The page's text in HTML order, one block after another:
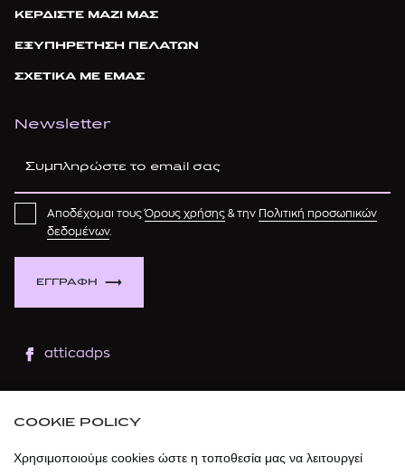
ΚΕΡΔΙΣΤΕ ΜΑΖΙ ΜΑΣ
ΕΞΥΠΗΡΕΤΗΣΗ ΠΕΛΑΤΩΝ
ΣΧΕΤΙΚΑ ΜΕ ΕΜΑΣ
Newsletter
ΕΓΓΡΑΦΗ
Αποδέχομαι τουςΌρους χρήσης & την Πολιτική προσωπικών
δεδομένων.
atticadps
atticadps
COOKIE POLICY
Χρησιμοποιούμε cookies ώστε η τοποθεσία μας να λειτουργεί